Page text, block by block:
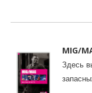
MIG/
Здесь